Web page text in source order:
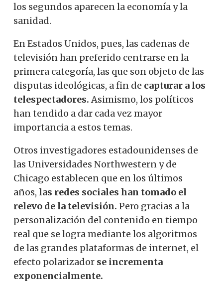
los segundos aparecen la economía y la
sanidad.
En Estados Unidos, pues, las cadenas de
televisión han preferido centrarse en la
primera categoría, las que son objeto de las
disputas ideológicas, a fin de capturar a los
telespectadores. Asimismo, los políticos
han tendido a dar cada vez mayor
importancia a estos temas.
Otros investigadores estadounidenses de
las Universidades Northwestern y de
Chicago establecen que en los últimos
años, las redes sociales han tomado el
relevo de la televisión. Pero gracias a la
personalización del contenido en tiempo
real que se logra mediante los algoritmos
de las grandes plataformas de internet, el
efecto polarizador se incrementa
exponencialmente.